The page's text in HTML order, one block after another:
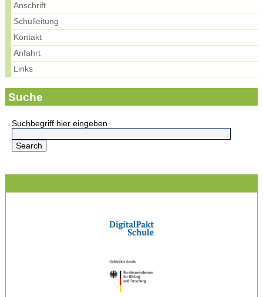
Anschrift
Schulleitung
Kontakt
Anfahrt
Links
Suche
Suchbegriff hier eingeben